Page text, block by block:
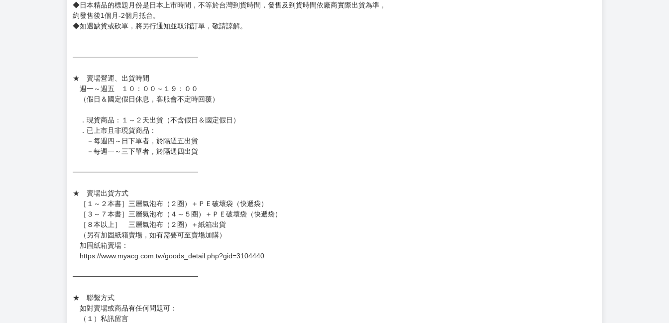
◆日本精品的標題月份是日本上市時間，不等於台灣到貨時間，發售及到貨時間依廠商實際出貨為準，
約發售後1個月-2個月抵台。
◆如遇缺貨或砍單，將另行通知並取消訂單，敬請諒解。
━━━━━━━━━━━━━━━━━━
★ 賣場營運、出貨時間
週一～週五 １０：００～１９：００
（假日＆國定假日休息，客服會不定時回覆）
．現貨商品：１～２天出貨（不含假日＆國定假日）
．已上市且非現貨商品：
－每週四～日下單者，於隔週五出貨
－每週一～三下單者，於隔週四出貨
━━━━━━━━━━━━━━━━━━
★ 賣場出貨方式
［１～２本書］三層氣泡布（２圈）＋ＰＥ破壞袋（快遞袋）
［３～７本書］三層氣泡布（４～５圈）＋ＰＥ破壞袋（快遞袋）
［８本以上］ 三層氣泡布（２圈）＋紙箱出貨
（另有加固紙箱賣場，如有需要可至賣場加購）
加固紙箱賣場：
https://www.myacg.com.tw/goods_detail.php?gid=3104440
━━━━━━━━━━━━━━━━━━
★ 聯繫方式
如對賣場或商品有任何問題可：
（１）私訊留言